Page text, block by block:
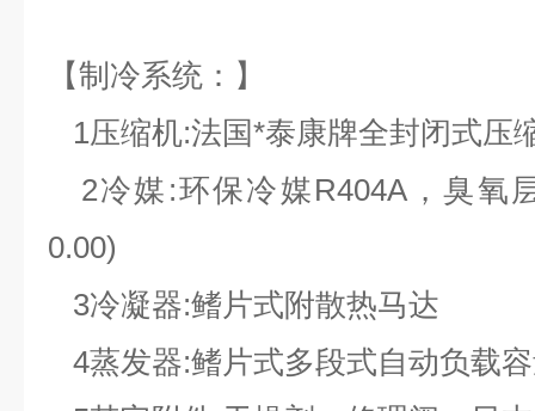
【制冷系统：】
1压缩机:法国*泰康牌全封闭式压
2冷媒:环保冷媒R404A，臭氧
0.00)
3冷凝器:鳍片式附散热马达
4蒸发器:鳍片式多段式自动负载